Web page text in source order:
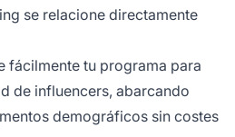
se relacione directamente
fácilmente tu programa para
de influencers, abarcando
demográficos sin costes